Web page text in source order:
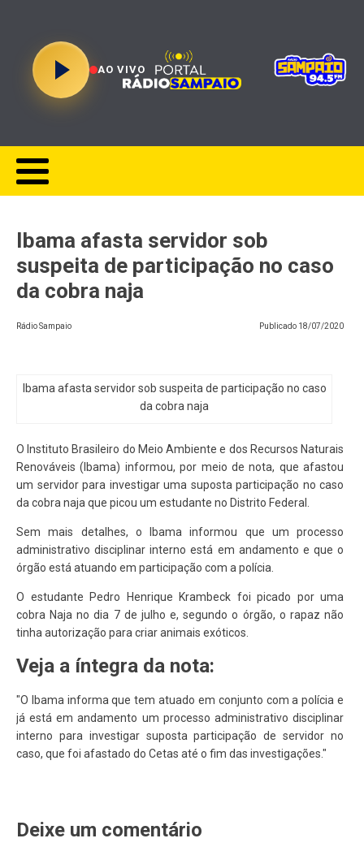
AO VIVO
Ibama afasta servidor sob
suspeita de participação no caso
da cobra naja
Rádio Sampaio Publicado 18/07/2020
Ibama afasta servidor sob suspeita de participação no caso
da cobra naja
O Instituto Brasileiro do Meio Ambiente e dos Recursos Naturais
Renováveis (Ibama) informou, por meio de nota, que afastou
um servidor para investigar uma suposta participação no caso
da cobra naja que picou um estudante no Distrito Federal.
Sem mais detalhes, o Ibama informou que um processo
administrativo disciplinar interno está em andamento e que o
órgão está atuando em participação com a polícia.
O estudante Pedro Henrique Krambeck foi picado por uma
cobra Naja no dia 7 de julho e, segundo o órgão, o rapaz não
tinha autorização para criar animais exóticos.
Veja a íntegra da nota:
"O Ibama informa que tem atuado em conjunto com a polícia e
já está em andamento um processo administrativo disciplinar
interno para investigar suposta participação de servidor no
caso, que foi afastado do Cetas até o fim das investigações."
Deixe um comentário